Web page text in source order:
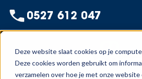
Deze website slaat cookies op je
Deze cookies worden gebruikt om
verzamelen over hoe je met onze website
0527 612 047